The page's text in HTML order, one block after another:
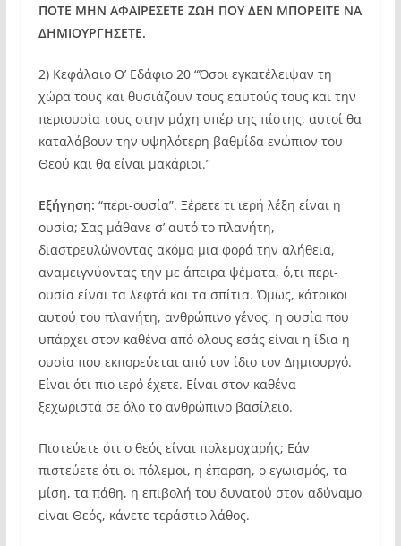
ΠΟΤΕ ΜΗΝ ΑΦΑΙΡΕΣΕΤΕ ΖΩΗ ΠΟΥ ΔΕΝ ΜΠΟΡΕΙΤΕ ΝΑ
ΔΗΜΙΟΥΡΓΗΣΕΤΕ.
2) Κεφάλαιο Θ’ Εδάφιο 20 “Όσοι εγκατέλειψαν τη
χώρα τους και θυσιάζουν τους εαυτούς τους και την
περιουσία τους στην μάχη υπέρ της πίστης, αυτοί θα
καταλάβουν την υψηλότερη βαθμίδα ενώπιον του
Θεού και θα είναι μακάριοι.”
Εξήγηση: “περι-ουσία”. Ξέρετε τι ιερή λέξη είναι η
ουσία; Σας μάθανε σ’ αυτό το πλανήτη,
διαστρευλώνοντας ακόμα μια φορά την αλήθεια,
αναμειγνύοντας την με άπειρα ψέματα, ό,τι περι-
ουσία είναι τα λεφτά και τα σπίτια. Όμως, κάτοικοι
αυτού του πλανήτη, ανθρώπινο γένος, η ουσία που
υπάρχει στον καθένα από όλους εσάς είναι η ίδια η
ουσία που εκπορεύεται από τον ίδιο τον Δημιουργό.
Είναι ότι πιο ιερό έχετε. Είναι στον καθένα
ξεχωριστά σε όλο το ανθρώπινο βασίλειο.
Πιστεύετε ότι ο θεός είναι πολεμοχαρής; Εάν
πιστεύετε ότι οι πόλεμοι, η έπαρση, ο εγωισμός, τα
μίση, τα πάθη, η επιβολή του δυνατού στον αδύναμο
είναι Θεός, κάνετε τεράστιο λάθος.